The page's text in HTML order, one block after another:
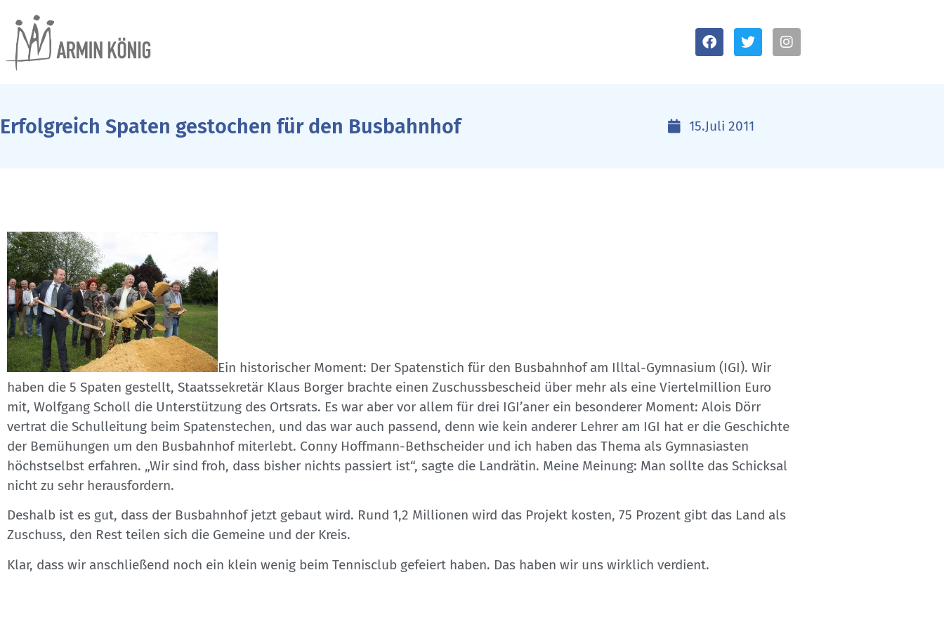
Erfolgreich Spaten gestochen für den Busbahnhof 15.Juli 2011
Ein historischer Moment: Der Spatenstich für den Busbahnhof am Illtal-Gymnasium (IGI). Wir
haben die 5 Spaten gestellt, Staatssekretär Klaus Borger brachte einen Zuschussbescheid über mehr als eine Viertelmillion Euro
mit, Wolfgang Scholl die Unterstützung des Ortsrats. Es war aber vor allem für drei IGI’aner ein besonderer Moment: Alois Dörr
vertrat die Schulleitung beim Spatenstechen, und das war auch passend, denn wie kein anderer Lehrer am IGI hat er die Geschichte
der Bemühungen um den Busbahnhof miterlebt. Conny Hoffmann-Bethscheider und ich haben das Thema als Gymnasiasten
höchstselbst erfahren. „Wir sind froh, dass bisher nichts passiert ist“, sagte die Landrätin. Meine Meinung: Man sollte das Schicksal
nicht zu sehr herausfordern.
Deshalb ist es gut, dass der Busbahnhof jetzt gebaut wird. Rund 1,2 Millionen wird das Projekt kosten, 75 Prozent gibt das Land als
Zuschuss, den Rest teilen sich die Gemeine und der Kreis.
Klar, dass wir anschließend noch ein klein wenig beim Tennisclub gefeiert haben. Das haben wir uns wirklich verdient.